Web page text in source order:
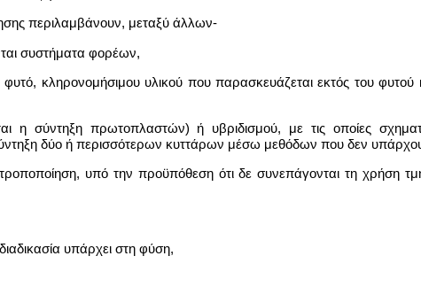
περιλαμβάνουν, μεταξύ άλλων-
συστήματα φορέων,
κληρονομήσιμου υλικού που παρασκευάζεται εκτός του φυτού
η σύντηξη πρωτοπλαστών) ή υβριδισμού, με τις οποίες
δύο ή περισσότερων κυττάρων μέσω μεθόδων που δεν
τροποποίηση, υπό την προϋπόθεση ότι δε συνεπάγονται τη
υπάρχει στη φύση,